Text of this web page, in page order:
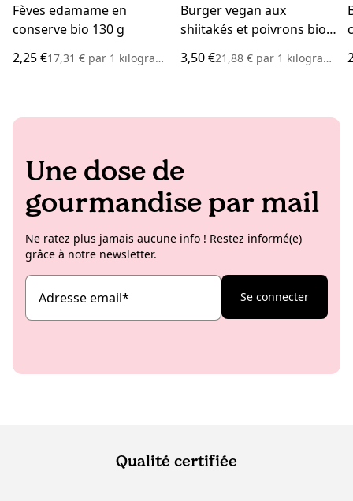
Fèves edamame en
conserve bio 130 g
2,25 €17,31 € par 1 kilogramme
Burger vegan aux
shiitakés et poivrons bio
3,50 €21,88 € par1 kilogramme
Une dose de
gourmandise par mail
Ne ratez plus jamais aucune info ! Restez informé(e)
grâce à notre newsletter.
Adresse email* Se connecter
Qualité certifiée